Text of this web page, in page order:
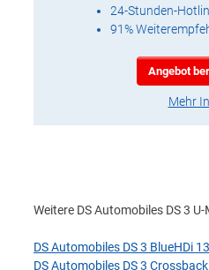
24-Stunden-
91%
Angebot
Mehr
Weitere DS Automobiles DS 3 U-
DS Automobiles DS 3 BlueHDi
DS Automobiles DS 3